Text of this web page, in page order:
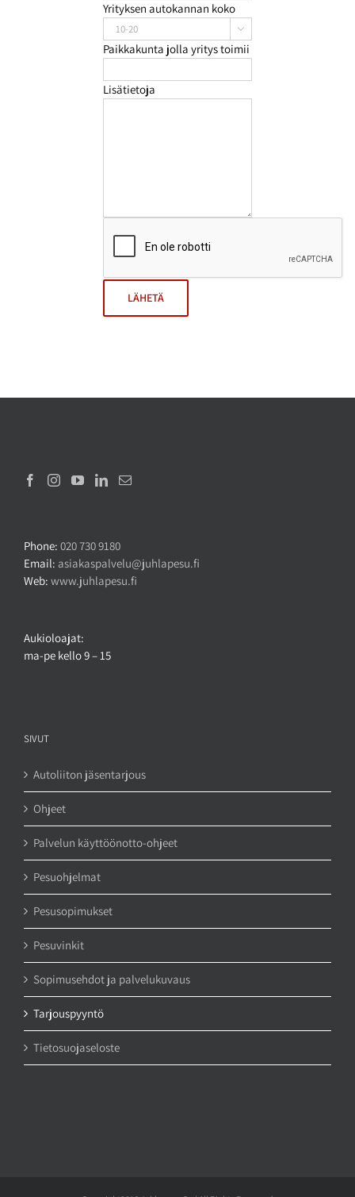
Yrityksen autokannan koko

Paikkakunta jolla yritys toimii
Lisätietoja
Phone: 020 730 9180
Email: asiakaspalvelu@juhlapesu.fi
Web: www.juhlapesu.fi
Aukioloajat:
ma-pe kello 9 – 15
SIVUT
Autoliiton jäsentarjous
Ohjeet
Palvelun käyttöönotto-ohjeet
Pesuohjelmat
Pesusopimukset
Pesuvinkit
Sopimusehdot ja palvelukuvaus
Tarjouspyyntö
Tietosuojaseloste